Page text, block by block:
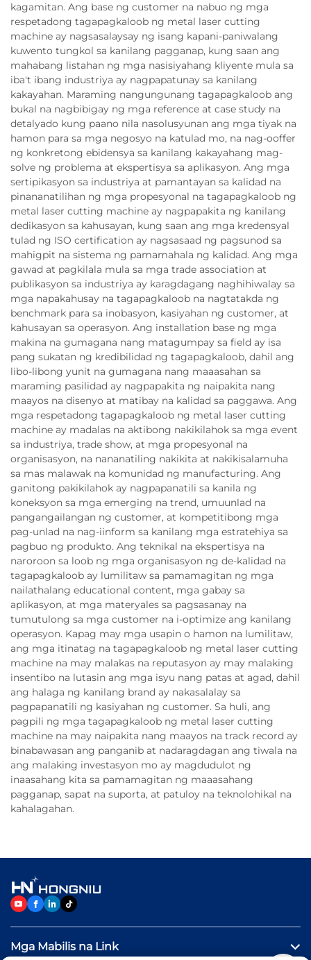
kagamitan. Ang base ng customer na nabuo ng mga
respetadong tagapagkaloob ng metal laser cutting
machine ay nagsasalaysay ng isang kapani-paniwalang
kuwento tungkol sa kanilang pagganap, kung saan ang
mahabang listahan ng mga nasisiyahang kliyente mula sa
iba't ibang industriya ay nagpapatunay sa kanilang
kakayahan. Maraming nangungunang tagapagkaloob ang
bukal na nagbibigay ng mga reference at case study na
detalyado kung paano nila nasolusyunan ang mga tiyak na
hamon para sa mga negosyo na katulad mo, na nag-ooffer
ng konkretong ebidensya sa kanilang kakayahang mag-
solve ng problema at ekspertisya sa aplikasyon. Ang mga
sertipikasyon sa industriya at pamantayan sa kalidad na
pinananatilihan ng mga propesyonal na tagapagkaloob ng
metal laser cutting machine ay nagpapakita ng kanilang
dedikasyon sa kahusayan, kung saan ang mga kredensyal
tulad ng ISO certification ay nagsasaad ng pagsunod sa
mahigpit na sistema ng pamamahala ng kalidad. Ang mga
gawad at pagkilala mula sa mga trade association at
publikasyon sa industriya ay karagdagang naghihiwalay sa
mga napakahusay na tagapagkaloob na nagtatakda ng
benchmark para sa inobasyon, kasiyahan ng customer, at
kahusayan sa operasyon. Ang installation base ng mga
makina na gumagana nang matagumpay sa field ay isa
pang sukatan ng kredibilidad ng tagapagkaloob, dahil ang
libo-libong yunit na gumagana nang maaasahan sa
maraming pasilidad ay nagpapakita ng naipakita nang
maayos na disenyo at matibay na kalidad sa paggawa. Ang
mga respetadong tagapagkaloob ng metal laser cutting
machine ay madalas na aktibong nakikilahok sa mga event
sa industriya, trade show, at mga propesyonal na
organisasyon, na nananatiling nakikita at nakikisalamuha
sa mas malawak na komunidad ng manufacturing. Ang
ganitong pakikilahok ay nagpapanatili sa kanila ng
koneksyon sa mga emerging na trend, umuunlad na
pangangailangan ng customer, at kompetitibong mga
pag-unlad na nag-iinform sa kanilang mga estratehiya sa
pagbuo ng produkto. Ang teknikal na ekspertisya na
naroroon sa loob ng mga organisasyon ng de-kalidad na
tagapagkaloob ay lumilitaw sa pamamagitan ng mga
nailathalang educational content, mga gabay sa
aplikasyon, at mga materyales sa pagsasanay na
tumutulong sa mga customer na i-optimize ang kanilang
operasyon. Kapag may mga usapin o hamon na lumilitaw,
ang mga itinatag na tagapagkaloob ng metal laser cutting
machine na may malakas na reputasyon ay may malaking
insentibo na lutasin ang mga isyu nang patas at agad, dahil
ang halaga ng kanilang brand ay nakasalalay sa
pagpapanatili ng kasiyahan ng customer. Sa huli, ang
pagpili ng mga tagapagkaloob ng metal laser cutting
machine na may naipakita nang maayos na track record ay
binabawasan ang panganib at nadaragdagan ang tiwala na
ang malaking investasyon mo ay magdudulot ng
inaasahang kita sa pamamagitan ng maaasahang
pagganap, sapat na suporta, at patuloy na teknolohikal na
kahalagahan.
Mga Mabilis na Link